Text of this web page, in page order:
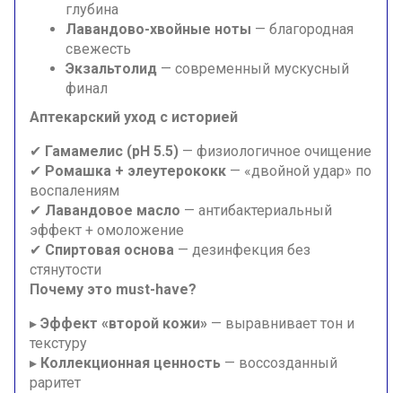
глубина
Лавандово-хвойные ноты — благородная
свежесть
Экзальтолид — современный мускусный
финал
Аптекарский уход с историей
✔ Гамамелис (pH 5.5) — физиологичное очищение
✔ Ромашка + элеутерококк — «двойной удар» по
воспалениям
✔ Лавандовое масло — антибактериальный
эффект + омоложение
✔ Спиртовая основа — дезинфекция без
стянутости
Почему это must-have?
▸ Эффект «второй кожи» — выравнивает тон и
текстуру
▸ Коллекционная ценность — воссозданный
раритет